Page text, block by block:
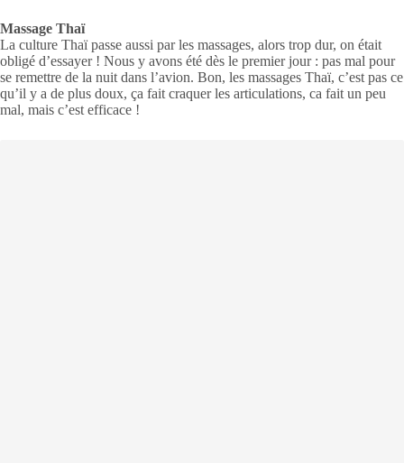
Massage Thaï
La culture Thaï passe aussi par les massages, alors trop dur, on était
obligé d’essayer ! Nous y avons été dès le premier jour : pas mal pour
se remettre de la nuit dans l’avion. Bon, les massages Thaï, c’est pas ce
qu’il y a de plus doux, ça fait craquer les articulations, ca fait un peu
mal, mais c’est efficace !